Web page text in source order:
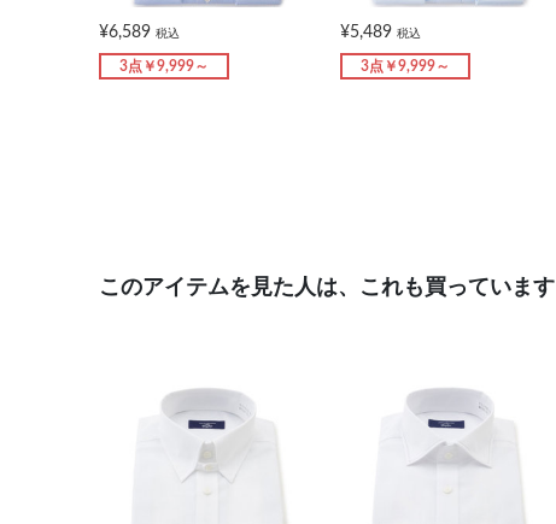
¥6,589 税込
3点￥9,999～
¥5,489 税込
3点￥9,999～
このアイテムを見た人は、これも買っています